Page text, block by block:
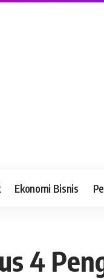
Ekonomi Bisnis
4